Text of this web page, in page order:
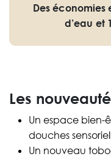
Des économies
d’eau et
Les
Un espace bien-
douches
Un nouveau